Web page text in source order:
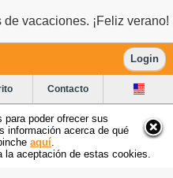
vacaciones. ¡Feliz verano!
Login
Contacto
para poder ofrecer sus
información acerca de qué
aquí
aceptación de estas cookies.